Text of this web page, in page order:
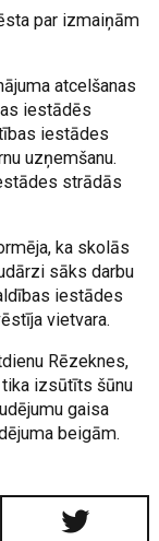
par izmaiņām
atcelšanas
iestādēs
iestādes
uzņemšanu.
strādās
ka skolās
sāks darbu
iestādes
vietvara.
Rēzeknes,
tika izsūtīts šūnu
gaisa
beigām.